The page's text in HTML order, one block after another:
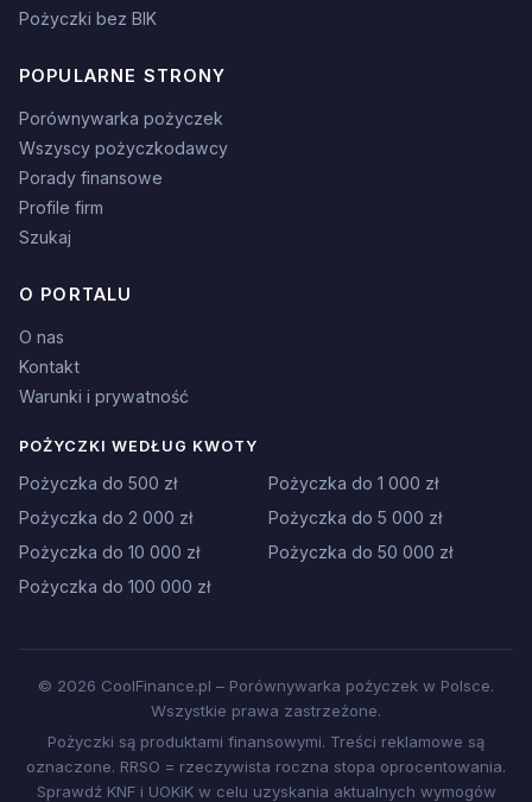
Pożyczki bez BIK
POPULARNE STRONY
Porównywarka pożyczek
Wszyscy pożyczkodawcy
Porady finansowe
Profile firm
Szukaj
O PORTALU
O nas
Kontakt
Warunki i prywatność
POŻYCZKI WEDŁUG KWOTY
Pożyczka do 500 zł
Pożyczka do 1 000 zł
Pożyczka do 2 000 zł
Pożyczka do 5 000 zł
Pożyczka do 10 000 zł
Pożyczka do 50 000 zł
Pożyczka do 100 000 zł
© 2026 CoolFinance.pl – Porównywarka pożyczek w Polsce.
Wszystkie prawa zastrzeżone.
Pożyczki są produktami finansowymi. Treści reklamowe są
oznaczone. RRSO = rzeczywista roczna stopa oprocentowania.
Sprawdź KNF i UOKiK w celu uzyskania aktualnych wymogów